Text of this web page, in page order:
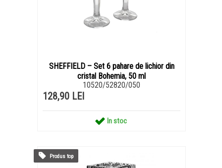
SHEFFIELD – Set 6 pahare de lichior din
cristal Bohemia, 50 ml
10520/52820/050
128,90 LEI
In stoc
Produs top